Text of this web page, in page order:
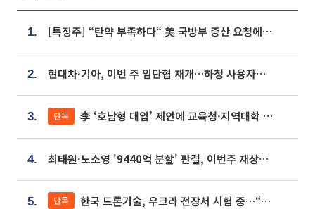
1. [특징주] “탄약 부족하다“ 美 국방부 증산 요청에⋯국내 방산주 급등세
2. 현대차·기아, 이번 주 임단협 재개…하청 사용자성 재심도 ‘변수’
3. 단독 李 ‘호남형 대입’ 제안에 교육청·지역대학 서·논술형 입시 연계 '착수'
4. 최태원·노소영 '9440억 분할' 판결, 이번주 재상고 여부 주목
5. 단독 한국 드론기술, 우크라 전장서 시험 중…“스타트업 여러 곳 참여”